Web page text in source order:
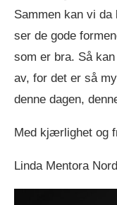
Sammen kan vi
ser de gode
som er bra. Så
av, for det er så
denne dagen,
Med kjærlighet og
Linda Mentora